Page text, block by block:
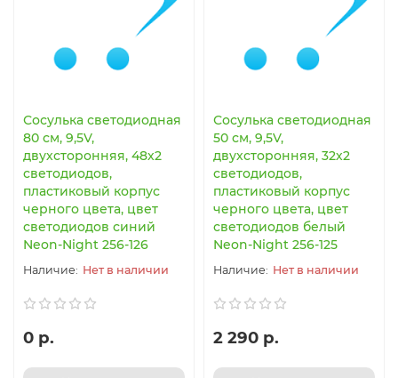
Сосулька светодиодная
80 см, 9,5V,
двухсторонняя, 48х2
светодиодов,
пластиковый корпус
черного цвета, цвет
светодиодов синий
Neon-Night 256-126
Нет в наличии
0 р.
Сосулька светодиодная
50 см, 9,5V,
двухсторонняя, 32х2
светодиодов,
пластиковый корпус
черного цвета, цвет
светодиодов белый
Neon-Night 256-125
Нет в наличии
2 290 р.